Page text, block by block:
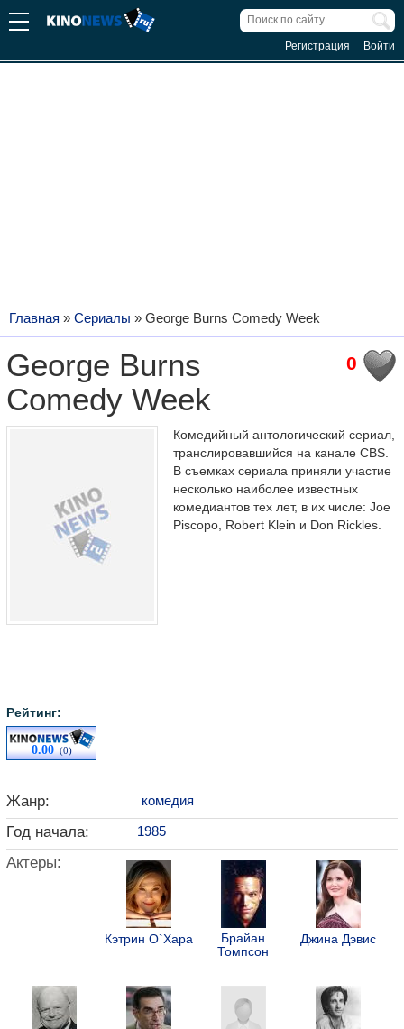
Регистрация Войти
Главная » Сериалы » George Burns Comedy Week
0
George Burns
Comedy Week
Рейтинг:
0.00(0)
Комедийный антологический сериал,
транслировавшийся на канале CBS.
В съемках сериала приняли участие
несколько наиболее известных
комедиантов тех лет, в их числе: Joe
Piscopo, Robert Klein и Don Rickles.
Жанр: комедия
Год начала: 1985
Актеры:
Кэтрин О`Хара
Брайан
Томпсон
Джина Дэвис